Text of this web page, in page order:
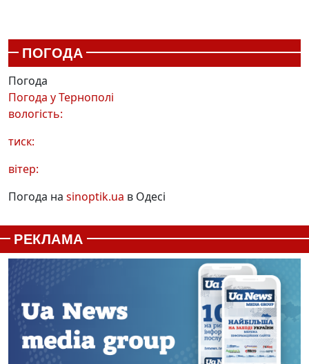
ПОГОДА
Погода
Погода уТернополі
вологість:
тиск:
вітер:
Погода на sinoptik.ua в Одесі
РЕКЛАМА